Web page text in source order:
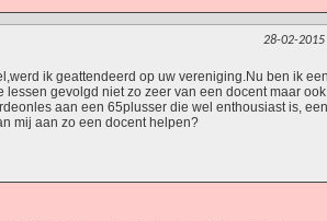
28-02-2015
ik geattendeerd op uw vereniging.Nu ben ik een
gevolgd niet zo zeer van een docent maar
aan een 65plusser die wel enthousiast is, een
mij aan zo een docent helpen?